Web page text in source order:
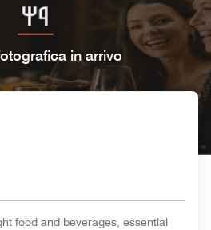
in arrivo
food and beverages, essential